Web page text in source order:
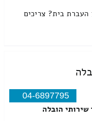
בית? צריכים
04-6897795
שירותי הובלה